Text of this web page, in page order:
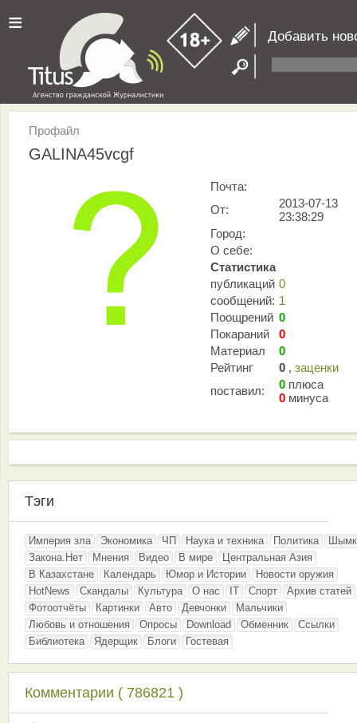
≡ Добавить
Профайл
GALINA45vcgf
Почта:
От:
2013-07-13
23:38:29
Город:
О себе:
Статистика
публикаций 0
сообщений: 1
Поощрений 0
Покараний
0
Материал
0
Рейтинг
0 , заценки
поставил:
0 плюса
0 минуса
Тэги
Империя зла Экономика ЧП Наука и техника Политика
Закона.Нет
Мнения Видео В мире
Центральная Азия
В Казахстане
Календарь Юмор и Истории
Новости оружия
HotNews
Скандалы Культура О нас IT Спорт
Архив статей
Фотоотчёты
Картинки Авто Девчонки
Мальчики
Любовь и отношения
Опросы Download Обменник
Ссылки
Библиотека
Ядерщик Блоги Гостевая
Комментарии ( 786821 )